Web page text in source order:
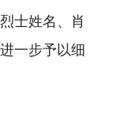
士姓名、肖
一步予以细